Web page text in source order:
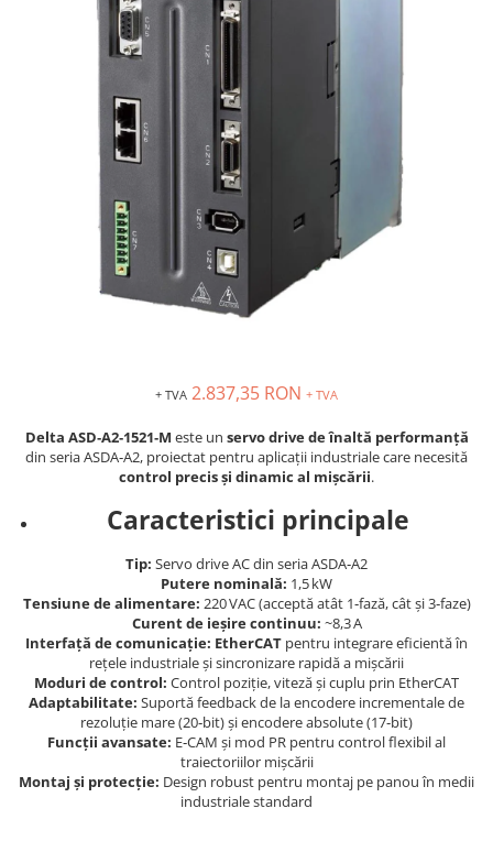
Router si switch-uri industriale
Afisoare digitale
Senzori distanta
Senzori fotoelectrici
Senzori magnetici-rezistivi
Senzori ultrasonici
Butoane si accesorii
Lampa multi LED
Intrerupatoare de protectie
pentru motor
Direct-On-Line Starters
Cleme 10mm
Intrerupator general
+ TVA 2.837,35 RON + TVA
Delta ASD‑A2‑1521‑M este un servo drive de înaltă performanță
din seria ASDA‑A2, proiectat pentru aplicații industriale care necesită
control precis și dinamic al mișcării.
Caracteristici principale
Tip: Servo drive AC din seria ASDA‑A2
Putere nominală: 1,5 kW
Tensiune de alimentare: 220 VAC (acceptă atât 1‑fază, cât și 3‑faze)
Curent de ieșire continuu: ~8,3 A
Interfață de comunicație: EtherCAT pentru integrare eficientă în
rețele industriale și sincronizare rapidă a mișcării
Moduri de control: Control poziție, viteză și cuplu prin EtherCAT
Adaptabilitate: Suportă feedback de la encodere incrementale de
rezoluție mare (20‑bit) și encodere absolute (17‑bit)
Funcții avansate: E‑CAM și mod PR pentru control flexibil al
traiectoriilor mișcării
Montaj și protecție: Design robust pentru montaj pe panou în medii
industriale standard